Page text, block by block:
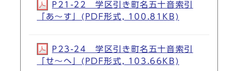
P21-22 学区引き町名五十音索引
「あ～す」(PDF形式, 100.81KB)
P23-24 学区引き町名五十音索引
「せ～へ」(PDF形式, 103.66KB)